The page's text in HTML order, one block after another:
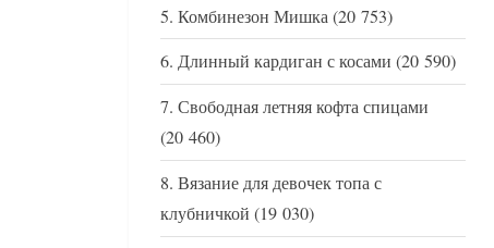
Комбинезон Мишка(20 753)
Длинный кардиган с косами (20 590)
Свободная летняя кофта спицами
(20 460)
Вязание для девочек топа с
клубничкой (19 030)